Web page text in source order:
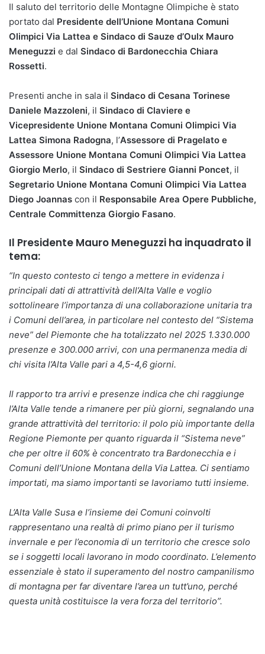
Il saluto del territorio delle Montagne Olimpiche è stato
portato dal Presidente dell’Unione Montana Comuni
Olimpici Via Lattea e Sindaco di Sauze d’Oulx Mauro
Meneguzzi e dal Sindaco di Bardonecchia Chiara
Rossetti.
Presenti anche in sala il Sindaco di Cesana Torinese
Daniele Mazzoleni, il Sindaco di Claviere e
Vicepresidente Unione Montana Comuni Olimpici Via
Lattea Simona Radogna, l’Assessore di Pragelato e
Assessore Unione Montana Comuni Olimpici Via Lattea
Giorgio Merlo, il Sindaco di Sestriere Gianni Poncet, il
Segretario Unione Montana Comuni Olimpici Via Lattea
Diego Joannas con il Responsabile Area Opere Pubbliche,
Centrale Committenza Giorgio Fasano.
Il Presidente Mauro Meneguzzi ha inquadrato il
tema:
“In questo contesto ci tengo a mettere in evidenza i
principali dati di attrattività dell’Alta Valle e voglio
sottolineare l’importanza di una collaborazione unitaria tra
i Comuni dell’area, in particolare nel contesto del “Sistema
neve” del Piemonte che ha totalizzato nel 2025 1.330.000
presenze e 300.000 arrivi, con una permanenza media di
chi visita l’Alta Valle pari a 4,5-4,6 giorni.
Il rapporto tra arrivi e presenze indica che chi raggiunge
l’Alta Valle tende a rimanere per più giorni, segnalando una
grande attrattività del territorio: il polo più importante della
Regione Piemonte per quanto riguarda il “Sistema neve”
che per oltre il 60% è concentrato tra Bardonecchia e i
Comuni dell’Unione Montana della Via Lattea. Ci sentiamo
importati, ma siamo importanti se lavoriamo tutti insieme.
L’Alta Valle Susa e l’insieme dei Comuni coinvolti
rappresentano una realtà di primo piano per il turismo
invernale e per l’economia di un territorio che cresce solo
se i soggetti locali lavorano in modo coordinato. L’elemento
essenziale è stato il superamento del nostro campanilismo
di montagna per far diventare l’area un tutt’uno, perché
questa unità costituisce la vera forza del territorio”.